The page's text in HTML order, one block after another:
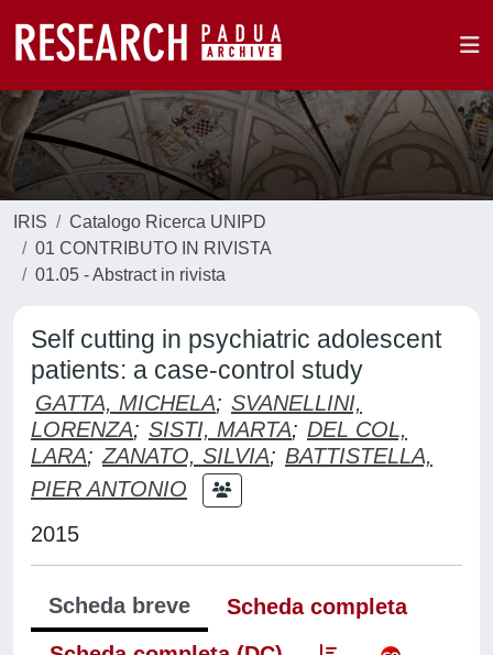
IRIS
Catalogo Ricerca UNIPD
01 CONTRIBUTO IN RIVISTA
01.05 - Abstract in rivista
Self cutting in psychiatric adolescent
patients: a case-control study
GATTA, MICHELA; SVANELLINI,
LORENZA; SISTI, MARTA; DEL COL,
LARA; ZANATO, SILVIA; BATTISTELLA,
PIER ANTONIO
2015
Scheda breve
Scheda completa